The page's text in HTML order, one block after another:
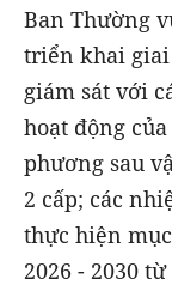
Ban Thường
triển khai
giám sát với
hoạt động
phương sau
2 cấp; các
thực hiện
2026 - 2030